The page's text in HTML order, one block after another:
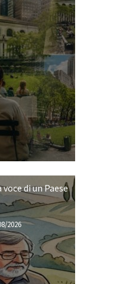
di un Paese
2026